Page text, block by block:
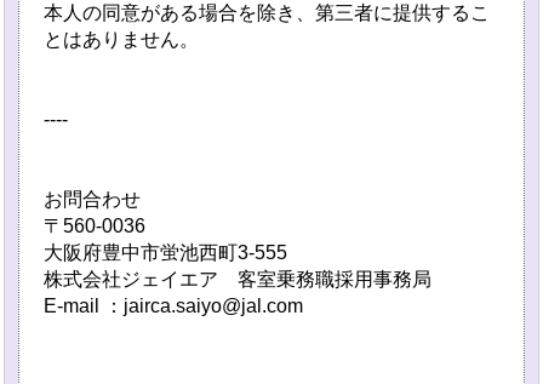
本人の同意がある場合を除き、第三者に提供するこ
とはありません。
----
お問合わせ
〒560-0036
大阪府豊中市蛍池西町3-555
株式会社ジェイエア 客室乗務職採用事務局
E-mail ：jairca.saiyo@jal.com